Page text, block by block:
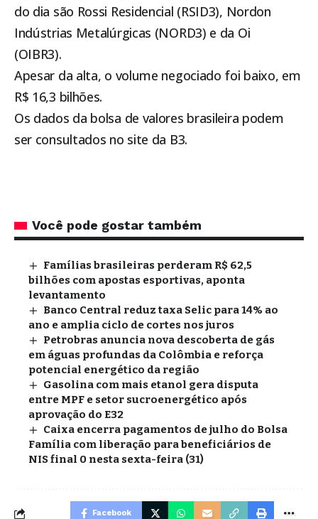
do dia são Rossi Residencial (RSID3), Nordon
Indústrias Metalúrgicas (NORD3) e da Oi
(OIBR3).
Apesar da alta, o volume negociado foi baixo, em
R$ 16,3 bilhões.
Os dados da bolsa de valores brasileira podem
ser consultados no site da B3.
Você pode gostar também
Famílias brasileiras perderam R$ 62,5
bilhões com apostas esportivas, aponta
levantamento
Banco Central reduz taxa Selic para 14% ao
ano e amplia ciclo de cortes nos juros
Petrobras anuncia nova descoberta de gás
em águas profundas da Colômbia e reforça
potencial energético da região
Gasolina com mais etanol gera disputa
entre MPF e setor sucroenergético após
aprovação do E32
Caixa encerra pagamentos de julho do Bolsa
Família com liberação para beneficiários de
NIS final 0 nesta sexta-feira (31)
Facebook